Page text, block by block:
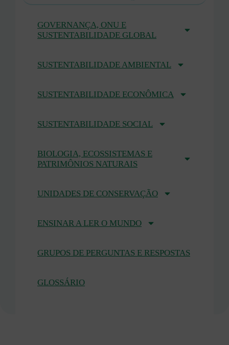
GOVERNANÇA, ONU E
SUSTENTABILIDADE GLOBAL
SUSTENTABILIDADE AMBIENTAL
SUSTENTABILIDADE ECONÔMICA
SUSTENTABILIDADE SOCIAL
BIOLOGIA, ECOSSISTEMAS E
PATRIMÔNIOS NATURAIS
UNIDADES DE CONSERVAÇÃO
ENSINAR A LER O MUNDO
GRUPOS DE PERGUNTAS E RESPOSTAS
GLOSSÁRIO